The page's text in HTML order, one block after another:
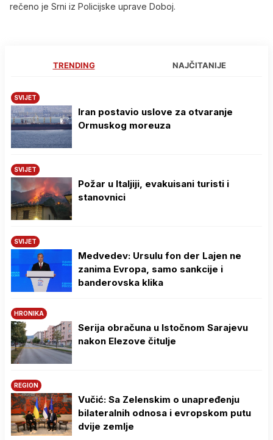
rečeno je Srni iz Policijske uprave Doboj.
TRENDING NAJČITANIJE
SVIJET
Iran postavio uslove za otvaranje
Ormuskog moreuza
SVIJET
Požar u Italjiji, evakuisani turisti i
stanovnici
SVIJET
Medvedev: Ursulu fon der Lajen ne
zanima Evropa, samo sankcije i
banderovska klika
HRONIKA
Serija obračuna u Istočnom Sarajevu
nakon Elezove čitulje
REGION
Vučić: Sa Zelenskim o unapređenju
bilateralnih odnosa i evropskom putu
dvije zemlje